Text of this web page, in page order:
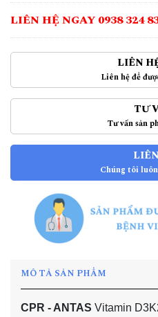
LIÊN HỆ NGAY 0938 324
LIÊN
Liên hệ để
TƯ
Tư vấn sản
Chúng tôi
MÔ TẢ SẢN PHẨM
CPR - ANTAS Vitamin